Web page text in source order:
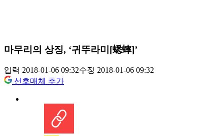
마무리의 상징, ‘귀뚜라미[蟋蟀]’
입력 2018-01-06 09:32수정 2018-01-06 09:32
선호매체 추가